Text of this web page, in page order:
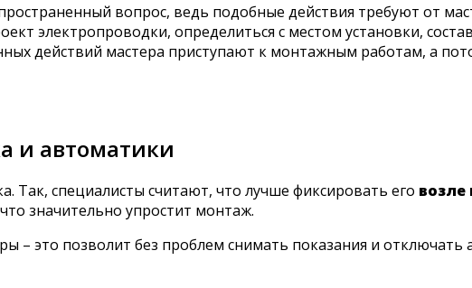
вопрос, ведь подобные действия требуют от
электропроводки, определиться с местом установки,
действий мастера приступают к монтажным работам, а
и автоматики
Так, специалисты считают, что лучше фиксировать его возле
значительно упростит монтаж.
– это позволит без проблем снимать показания и отключать